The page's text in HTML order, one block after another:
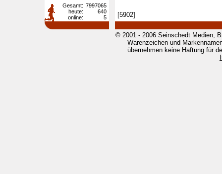
[5902]
Gesamt: 7997065
heute:
640
online:
5
© 2001 - 2006 Seinschedt Medien,
Warenzeichen und
übernehmen keine Haftung für